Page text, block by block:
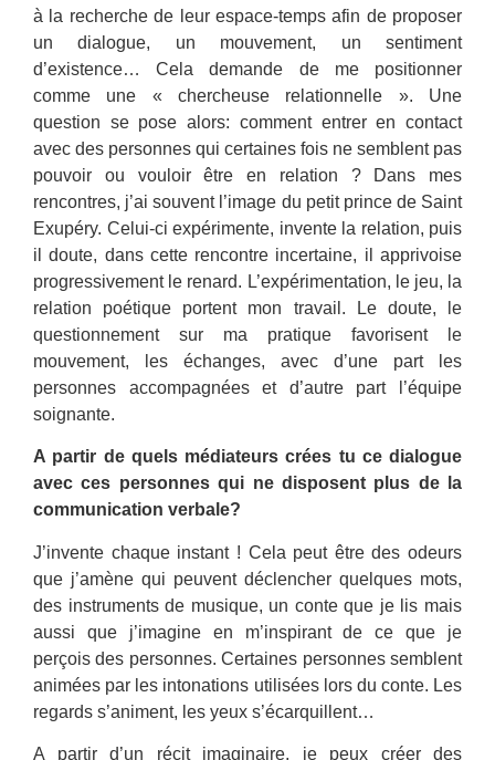
à la recherche de leur espace-temps afin de proposer
un dialogue, un mouvement, un sentiment
d’existence… Cela demande de me positionner
comme une « chercheuse relationnelle ». Une
question se pose alors: comment entrer en contact
avec des personnes qui certaines fois ne semblent pas
pouvoir ou vouloir être en relation ? Dans mes
rencontres, j’ai souvent l’image du petit prince de Saint
Exupéry. Celui-ci expérimente, invente la relation, puis
il doute, dans cette rencontre incertaine, il apprivoise
progressivement le renard. L’expérimentation, le jeu, la
relation poétique portent mon travail. Le doute, le
questionnement sur ma pratique favorisent le
mouvement, les échanges, avec d’une part les
personnes accompagnées et d’autre part l’équipe
soignante.
A partir de quels médiateurs crées tu ce dialogue
avec ces personnes qui ne disposent plus de la
communication verbale?
J’invente chaque instant ! Cela peut être des odeurs
que j’amène qui peuvent déclencher quelques mots,
des instruments de musique, un conte que je lis mais
aussi que j’imagine en m’inspirant de ce que je
perçois des personnes. Certaines personnes semblent
animées par les intonations utilisées lors du conte. Les
regards s’animent, les yeux s’écarquillent…
A partir d’un récit imaginaire, je peux créer des